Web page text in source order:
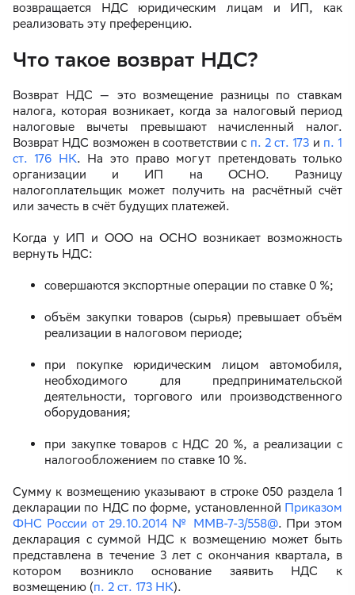
возвращается НДС юридическим лицам и ИП, как
реализовать эту преференцию.
Что такое возврат НДС?
Возврат НДС — это возмещение разницы по ставкам
налога, которая возникает, когда за налоговый период
налоговые вычеты превышают начисленный налог.
Возврат НДС возможен в соответствии с п. 2 ст. 173 и п. 1
ст. 176 НК. На это право могут претендовать только
организации и ИП на ОСНО. Разницу
налогоплательщик может получить на расчётный счёт
или зачесть в счёт будущих платежей.
Когда у ИП и ООО на ОСНО возникает возможность
вернуть НДС:
совершаются экспортные операции по ставке 0 %;
объём закупки товаров (сырья) превышает объём
реализации в налоговом периоде;
при покупке юридическим лицом автомобиля,
необходимого для предпринимательской
деятельности, торгового или производственного
оборудования;
при закупке товаров с НДС 20 %, а реализации с
налогообложением по ставке 10 %.
Сумму к возмещению указывают в строке 050 раздела 1
декларации по НДС по форме, установленной Приказом
ФНС России от 29.10.2014 № ММВ-7-3/558@. При этом
декларация с суммой НДС к возмещению может быть
представлена в течение 3 лет с окончания квартала, в
котором возникло основание заявить НДС к
возмещению (п. 2 ст. 173 НК).